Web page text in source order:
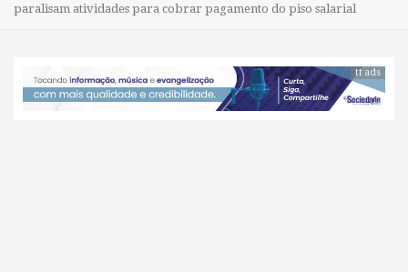
paralisam atividades para cobrar pagamento do piso salarial
tt ads